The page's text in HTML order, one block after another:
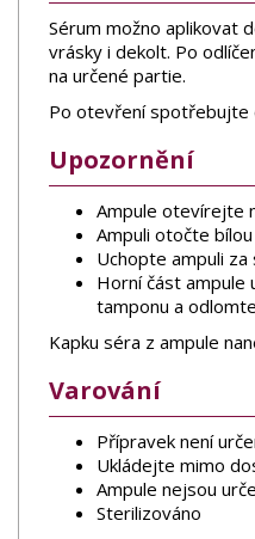
Sérum možno aplikovat
vrásky i dekolt. Po
na určené partie.
Po otevření spotřebujte
Upozornění
Ampule otevírejte
Ampuli otočte
Uchopte ampuli
Horní část ampule
tamponu a
Kapku séra z ampule
Varování
Přípravek není
Ukládejte mimo
Ampule nejsou
Sterilizováno